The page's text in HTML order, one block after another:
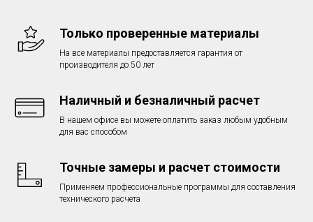
Только проверенные материалы
На все материалы предоставляется гарантия от
производителя до 50 лет
Наличный и безналичный расчет
В нашем офисе вы можете оплатить заказ любым удобным
для вас способом
Точные замеры и расчет стоимости
Применяем профессиональные программы для составления
технического расчета